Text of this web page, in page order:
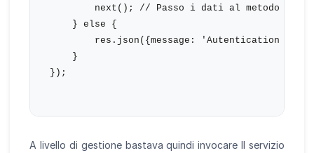
        next(); // Passo i dati al metodo
    } else {
res.json({message: 'Autentication
    }
});
A livello di gestione bastava quindi invocare Il servizio